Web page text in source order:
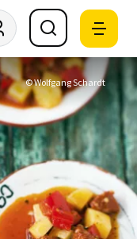
© Wolfgang Schardt